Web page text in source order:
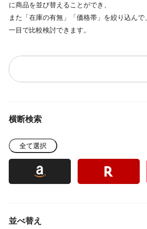
に商品を並び替えることができ、
また「在庫の有無」「価格帯」を絞り込ん
一目で比較検討できます。
横断検索
全て選択
並べ替え